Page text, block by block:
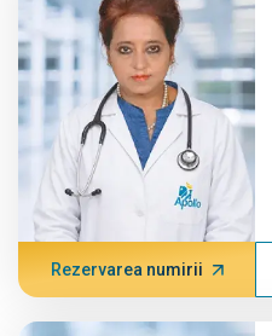
Rezervarea numirii